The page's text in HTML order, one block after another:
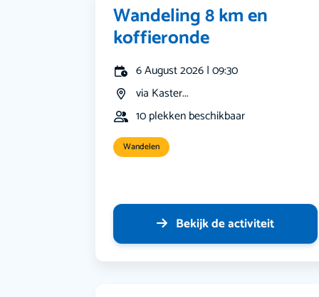
Wandeling 8 km en
koffieronde
6 August 2026 | 09:30
via Kaster...
10 plekken beschikbaar
Wandelen
Bekijk de activiteit